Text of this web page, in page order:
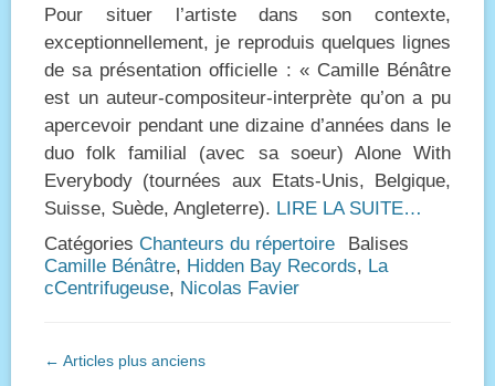
Pour situer l’artiste dans son contexte,
exceptionnellement, je reproduis quelques lignes
de sa présentation officielle : « Camille Bénâtre
est un auteur-compositeur-interprète qu’on a pu
apercevoir pendant une dizaine d’années dans le
duo folk familial (avec sa soeur) Alone With
Everybody (tournées aux Etats-Unis, Belgique,
Suisse, Suède, Angleterre). LIRE LA SUITE…
Catégories Chanteurs du répertoire
Balises
Camille Bénâtre, Hidden Bay Records, La
cCentrifugeuse, Nicolas Favier
Navigation
← Articles plus anciens